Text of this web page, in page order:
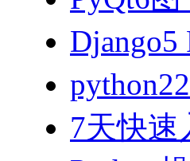
Django5
7天快速